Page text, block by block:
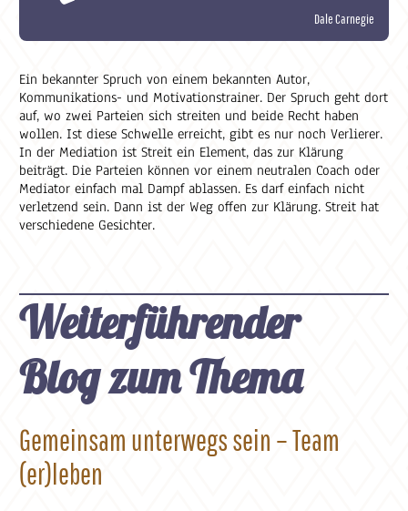
Dale Carnegie
Ein bekannter Spruch von einem bekannten Autor,
Kommunikations- und Motivationstrainer. Der Spruch geht dort
auf, wo zwei Parteien sich streiten und beide Recht haben
wollen. Ist diese Schwelle erreicht, gibt es nur noch Verlierer.
In der Mediation ist Streit ein Element, das zur Klärung
beiträgt. Die Parteien können vor einem neutralen Coach oder
Mediator einfach mal Dampf ablassen. Es darf einfach nicht
verletzend sein. Dann ist der Weg offen zur Klärung. Streit hat
verschiedene Gesichter.
Weiterführender
Blog zum Thema
Gemeinsam unterwegs sein – Team
(er)leben